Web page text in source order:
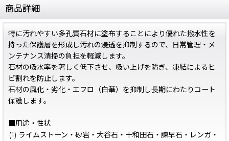
商品詳細
特に汚れやすい多孔質石材に塗布することにより優れた撥水性を
持った保護層を形成し汚れの浸透を抑制するので、日常管理・メ
ンテナンス清掃の負担を軽減します。
石材の吸水率を著しく低下させ、吸い上げを防ぎ、凍結によるヒ
ビ割れを防止します。
石材の風化・劣化・エフロ（白華）を抑制し長期にわたりコート
保護します。
■用途・性状
(1) ライムストーン・砂岩・大谷石・十和田石・諫早石・レンガ・